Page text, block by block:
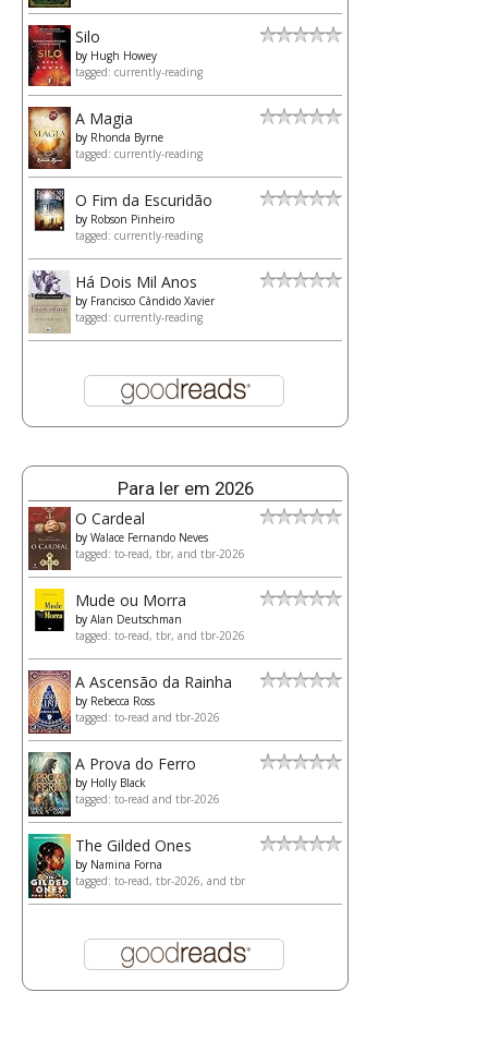
Silo
by Hugh Howey
tagged: currently-reading
A Magia
by Rhonda Byrne
tagged: currently-reading
O Fim da Escuridão
by Robson Pinheiro
tagged: currently-reading
Há Dois Mil Anos
by Francisco Cândido Xavier
tagged: currently-reading
Para ler em 2026
O Cardeal
by Walace Fernando Neves
tagged: to-read, tbr, and tbr-2026
Mude ou Morra
by Alan Deutschman
tagged: to-read, tbr, and tbr-2026
A Ascensão da Rainha
by Rebecca Ross
tagged: to-read and tbr-2026
A Prova do Ferro
by Holly Black
tagged: to-read and tbr-2026
The Gilded Ones
by Namina Forna
tagged: to-read, tbr-2026, and tbr